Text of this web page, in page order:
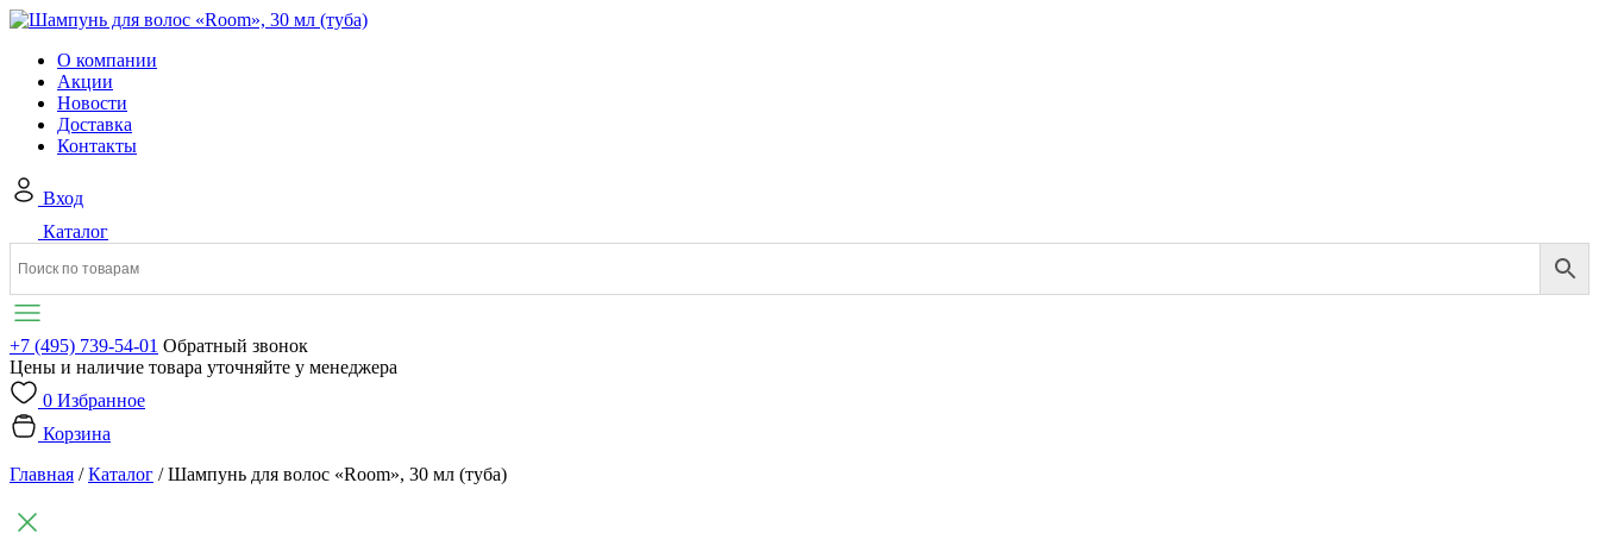
О компании
Акции
Новости
Доставка
Контакты
Вход
Каталог
+7 (495) 739-54-01 Обратный звонок
Цены и наличие товара уточняйте у менеджера
0 Избранное
Корзина
Главная /Каталог /Шампунь для волос «Room», 30 мл (туба)